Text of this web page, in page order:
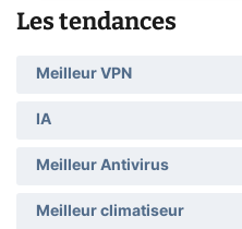
Les tendances
Meilleur VPN
IA
Meilleur Antivirus
Meilleur climatiseur